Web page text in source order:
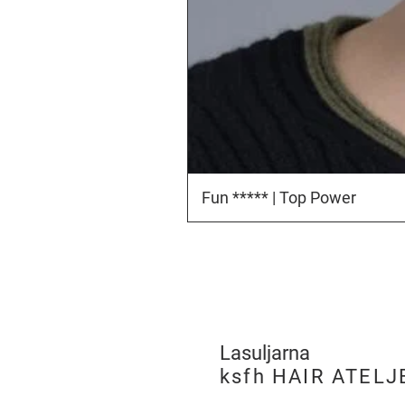
Fun ***** | Top Power
Lasuljarna
ksfh HAIR